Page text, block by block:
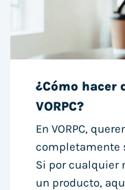
¿Cómo hacer
VORPC?
En VORPC,
completamente
Si por cualquier
un producto,